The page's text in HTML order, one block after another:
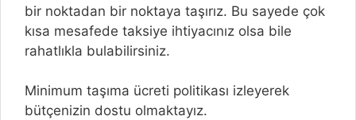
bir noktadan bir noktaya taşırız. Bu sayede çok
kısa mesafede taksiye ihtiyacınız olsa bile
rahatlıkla bulabilirsiniz.
Minimum taşıma ücreti politikası izleyerek
bütçenizin dostu olmaktayız.